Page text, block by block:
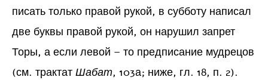
писать только правой рукой, в субботу написал
две буквы правой рукой, он нарушил запрет
Торы, а если левой – то предписание мудрецов
(см. трактат Шабат, 103а; ниже, гл. 18, п. 2).